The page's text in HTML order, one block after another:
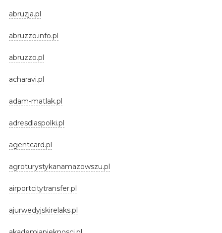
abruzja.pl
abruzzo.info.pl
abruzzo.pl
acharavi.pl
adam-matlak.pl
adresdlaspolki.pl
agentcard.pl
agroturystykanamazowszu.pl
airportcitytransfer.pl
ajurwedyjskirelaks.pl